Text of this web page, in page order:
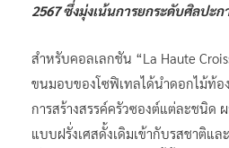
2567 ซึ่งมุ่งเน้นการยกระดับศิลปะก
สำหรับคอลเลกชัน “La Haute
ขนมอบของโซฟิเทลได้นำดอกไม้ท้
การสร้างสรรค์ครัวซองต์แต่ละชนิด
แบบฝรั่งเศสดั้งเดิมเข้ากับรสชาติแ